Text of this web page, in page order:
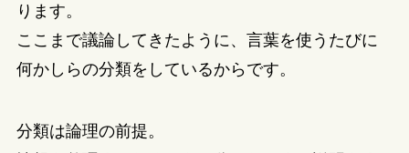
ります。
ここまで議論してきたように、言葉を使うたびに
何かしらの分類をしているからです。
分類は論理の前提。